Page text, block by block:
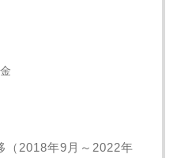
（2018年9月～2022年